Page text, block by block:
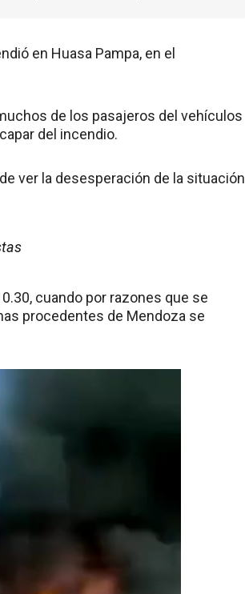
en Huasa Pampa, en el
de los pasajeros del vehículos
del incendio.
ver la desesperación de la situación
cuando por razones que se
procedentes de Mendoza se